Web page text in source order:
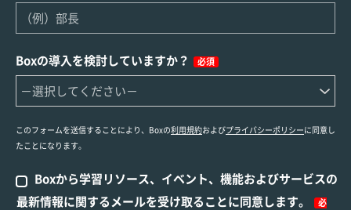
Boxの導入を検討していますか？ 必須
このフォームを送信することにより、Boxの利用規約およびプライバシーポリシーに同意し
たことになります。
Boxから学習リソース、イベント、機能およびサービスの
最新情報に関するメールを受け取ることに同意します。
必